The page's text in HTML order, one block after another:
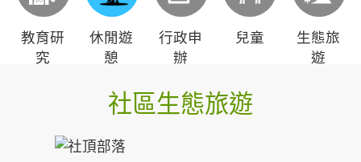
教育研
究
休閒遊
憩
行政申
辦
兒童
生態旅
遊
社區生態旅遊